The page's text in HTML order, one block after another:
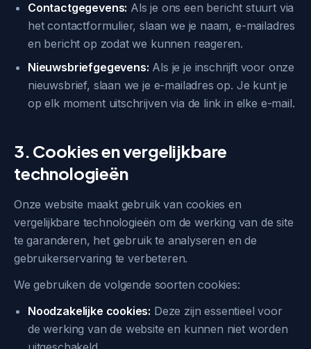
Contactgegevens: Als je ons een bericht stuurt via
het contactformulier, slaan we je naam, e-mailadres
en bericht op zodat we kunnen reageren.
Nieuwsbriefgegevens: Als je je inschrijft voor onze
nieuwsbrief, slaan we je e-mailadres op. Je kunt je
op elk moment uitschrijven via de link in elke e-mail.
3. Cookies en vergelijkbare
technologieën
Onze website maakt gebruik van cookies en
vergelijkbare technologieën om de werking van de site
te garanderen, het gebruik te analyseren en de
gebruikerservaring te verbeteren.
We gebruiken de volgende soorten cookies:
Noodzakelijke cookies: Deze zijn essentieel voor
de werking van de website en kunnen niet worden